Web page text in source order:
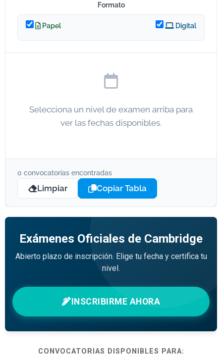
Formato
Papel Digital
Selecciona un nivel de examen arriba para
ver las fechas disponibles.
0 convocatorias encontradas
Limpiar Copiar Tabla
Exámenes Oficiales de Cambridge
Abierto plazo de inscripción. Elige tu fecha y certifica tu
nivel.
INSCRIBIRME AHORA
CONVOCATORIAS DISPONIBLES PARA: